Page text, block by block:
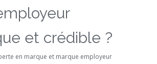
et crédible ?
en marque et marque employeur